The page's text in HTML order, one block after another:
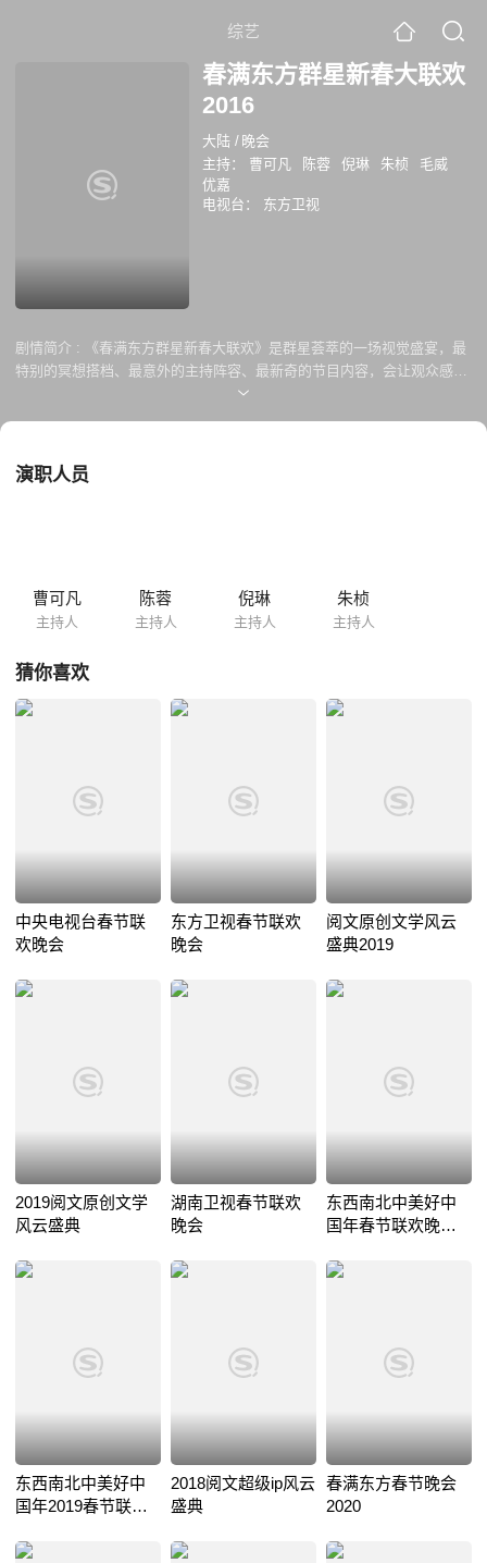
综艺
春满东方群星新春大联欢
2016
大陆 / 晚会
主持：
曹可凡 陈蓉 倪琳 朱桢
毛威
优嘉
电视台：
东方卫视
剧情简介 :
《春满东方群星新春大联欢》是群星荟萃的一场视觉盛宴，最
特别的冥想搭档、最意外的主持阵容、最新奇的节目内容，会让观众感到
耳目一新。今年的猴年春晚打破常规，考虑到了...
演职人员
曹可凡
主持人
陈蓉
主持人
倪琳
主持人
朱桢
主持人
猜你喜欢
中央电视台春节联
欢晚会
东方卫视春节联欢
晚会
阅文原创文学风云
盛典2019
2019阅文原创文学
风云盛典
湖南卫视春节联欢
晚会
东西南北中美好中
国年春节联欢晚会
东西南北中美好中
国年2019春节联欢
2018阅文超级ip风云
盛典
春满东方春节晚会
2020